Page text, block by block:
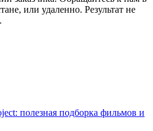
или удаленно. Результат не
полезная подборка фильмов и